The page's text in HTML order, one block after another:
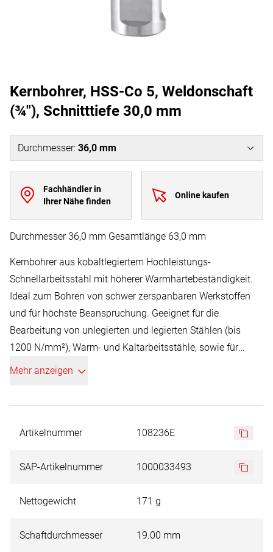
Kernbohrer, HSS-Co 5, Weldonschaft
(¾"), Schnitttiefe 30,0 mm
Durchmesser: 36,0 mm
Fachhändler in
Ihrer Nähe finden
Online kaufen
Durchmesser 36,0 mm Gesamtlänge 63,0 mm
Kernbohrer aus kobaltlegiertem Hochleistungs-
Schnellarbeitsstahl mit höherer Warmhärtebeständigkeit.
Ideal zum Bohren von schwer zerspanbaren Werkstoffen
und für höchste Beanspruchung. Geeignet für die
Bearbeitung von unlegierten und legierten Stählen (bis
1200 N/mm²), Warm- und Kaltarbeitsstähle, sowie für
Vergütungs- und Einsatzstähle. Einsetzbar in allen Säulen-
Weldonschaftdirektaufnahme wie z.B. RUKO
Mehr anzeigen
Artikelnummer 108236E
SAP-Artikelnummer 1000033493
Nettogewicht 171 g
Schaftdurchmesser 19.00 mm